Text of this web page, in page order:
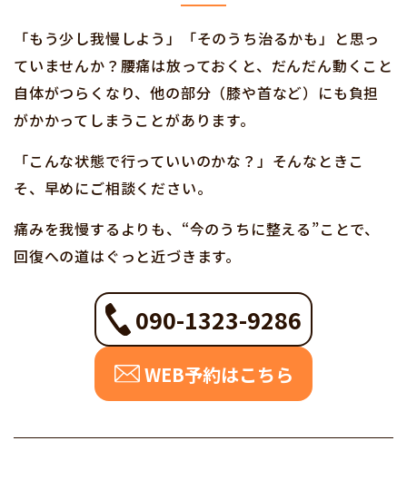
「もう少し我慢しよう」「そのうち治るかも」と思っ
ていませんか？腰痛は放っておくと、だんだん動くこと
自体がつらくなり、他の部分（膝や首など）にも負担
がかかってしまうことがあります。
「こんな状態で行っていいのかな？」そんなときこ
そ、早めにご相談ください。
痛みを我慢するよりも、“今のうちに整える”ことで、
回復への道はぐっと近づきます。
090-1323-9286
WEB予約はこちら